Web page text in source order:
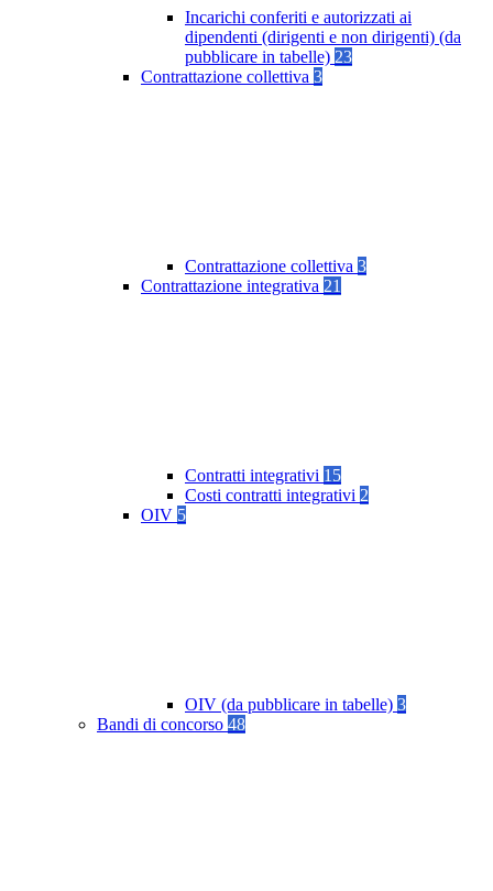
Incarichi conferiti e autorizzati ai
dipendenti (dirigenti e non dirigenti) (da
pubblicare in tabelle) 23
Contrattazione collettiva 3
Contrattazione collettiva 3
Contrattazione integrativa 21
Contratti integrativi 15
Costi contratti integrativi 2
OIV 5
OIV (da pubblicare in tabelle) 3
Bandi di concorso 48